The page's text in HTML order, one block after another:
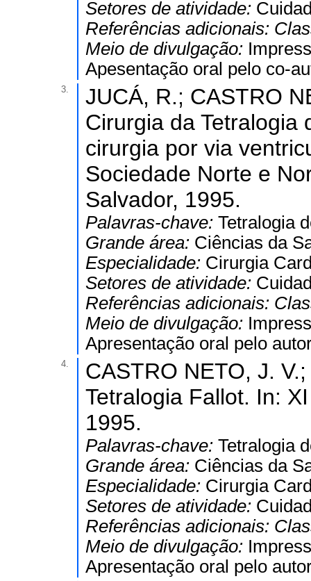
Setores de atividade:
Referências adicionais:
Meio de divulgação:
Apesentação oral pelo co-
3.
JUCÁ, R.; CASTRO
Cirurgia da Tetralogia
cirurgia por via
Sociedade Norte e
Salvador, 1995.
Palavras-chave: Tetralogia
Grande área: Ciências da
Especialidade: Cirurgia
Setores de atividade:
Referências adicionais:
Meio de divulgação:
Apresentação oral pelo
4.
CASTRO NETO, J.
Tetralogia Fallot. In:
1995.
Palavras-chave: Tetralogia
Grande área: Ciências da
Especialidade: Cirurgia
Setores de atividade:
Referências adicionais:
Meio de divulgação:
Apresentação oral pelo